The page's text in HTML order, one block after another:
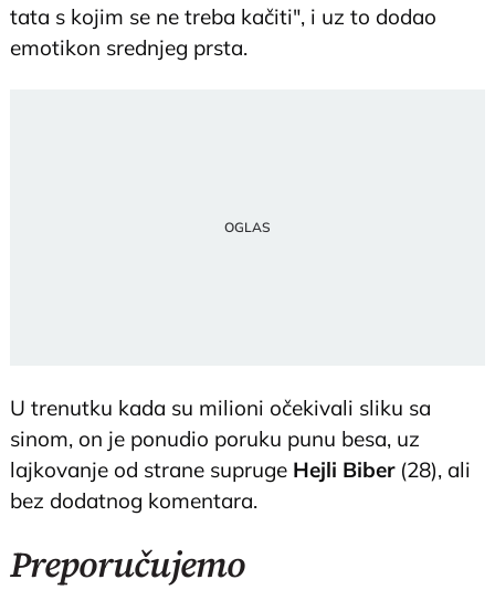
tata s kojim se ne treba kačiti", i uz to dodao
emotikon srednjeg prsta.
U trenutku kada su milioni očekivali sliku sa
sinom, on je ponudio poruku punu besa, uz
lajkovanje od strane supruge Hejli Biber(28), ali
bez dodatnog komentara.
Preporučujemo